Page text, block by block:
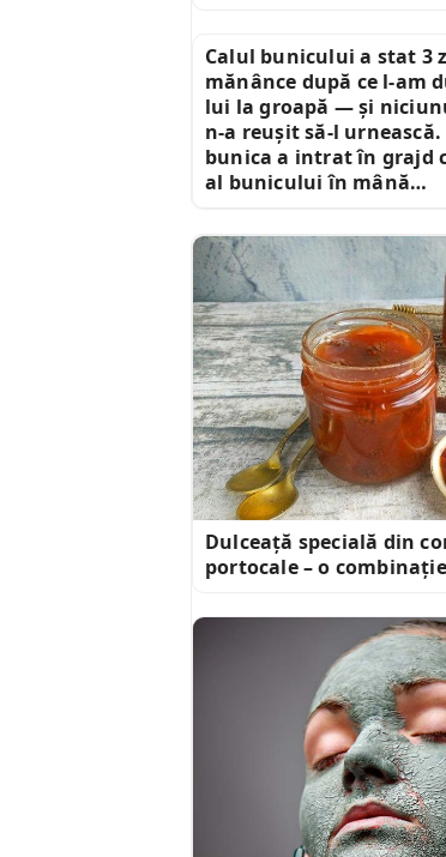
Calul bunicului a stat 3
mănânce după ce l-am
lui la groapă — și
n-a reușit să-l
bunica a intrat în grajd
al bunicului în mână…
Dulceață specială din
portocale – o